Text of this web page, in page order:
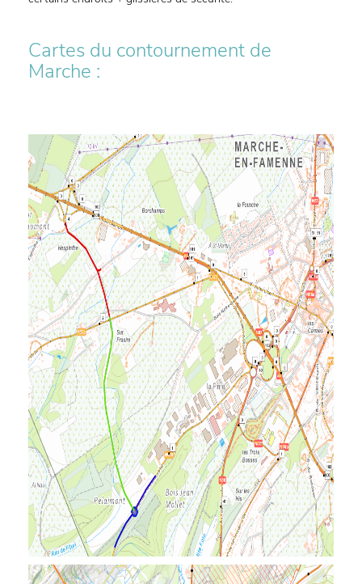
Cartes du contournement de
Marche :